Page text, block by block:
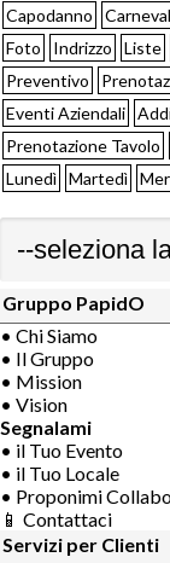
Capodanno
Foto
Indrizzo Liste
Preventivo
Eventi Aziendali
Prenotazione Tavolo
Lunedì Martedì
Gruppo PapidO
• Chi Siamo
• Il Gruppo
• Mission
• Vision
Segnalami
• il Tuo Evento
• il Tuo Locale
• Proponimi
📱 Contattaci
Servizi per Clienti